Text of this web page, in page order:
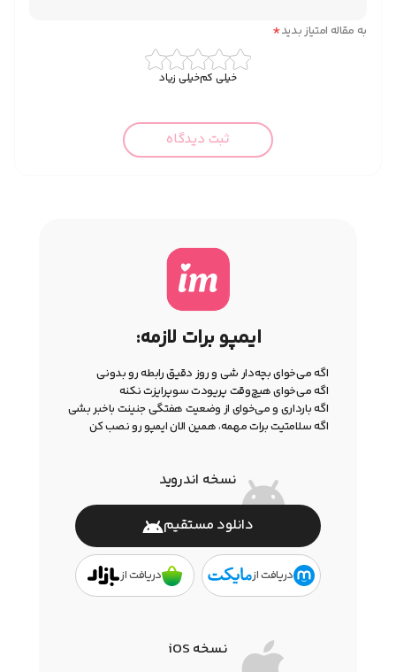
به مقاله امتیاز بدید*
خیلی کمخیلی زیاد
ثبت دیدگاه
ایمپو برات لازمه:
اگه می‌خوای بچه‌دار شی و روز دقیق رابطه رو بدونی
اگه می‌خوای هیچ‌وقت پریودت سوپرایزت نکنه
اگه بارداری و می‌خوای از وضعیت هفتگی جنینت باخبر بشی
اگه سلامتیت برات مهمه، همین الان ایمپو رو نصب کن
نسخه اندروید
دانلود مستقیم
دریافت از دریافت از
نسخه iOS